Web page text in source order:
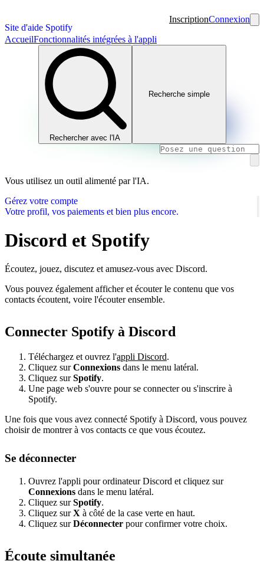
Site d'aide Spotify
InscriptionConnexion
AccueilFonctionnalités intégrées à l'appli
Rechercher avec l'IA
Recherche simple
Vous utilisez un outil alimenté par l'IA.
Gérez votre compte
Votre profil, vos paiements et bien plus encore.
Discord et Spotify
Écoutez, jouez, discutez et amusez-vous avec Discord.
Vous pouvez également afficher et écouter le contenu que vos
contacts écoutent, voire l'écouter ensemble.
Connecter Spotify à Discord
Téléchargez et ouvrez l'appli Discord.
Cliquez surConnexions dans le menu latéral.
Cliquez surSpotify.
Une page web s'ouvre pour se connecter ou s'inscrire à
Spotify.
Une fois que vous avez connecté Spotify à Discord, vous pouvez
choisir de montrer à vos contacts ce que vous écoutez.
Se déconnecter
Ouvrez l'appli pour ordinateur Discord et cliquez sur
Connexions dans le menu latéral.
Cliquez surSpotify.
Cliquez surX à côté de la case verte en haut.
Cliquez surDéconnecter pour confirmer votre choix.
Écoute simultanée